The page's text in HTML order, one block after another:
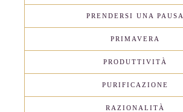
PRENDERSI UNA PAUSA
PRIMAVERA
PRODUTTIVITÀ
PURIFICAZIONE
RAZIONALITÀ